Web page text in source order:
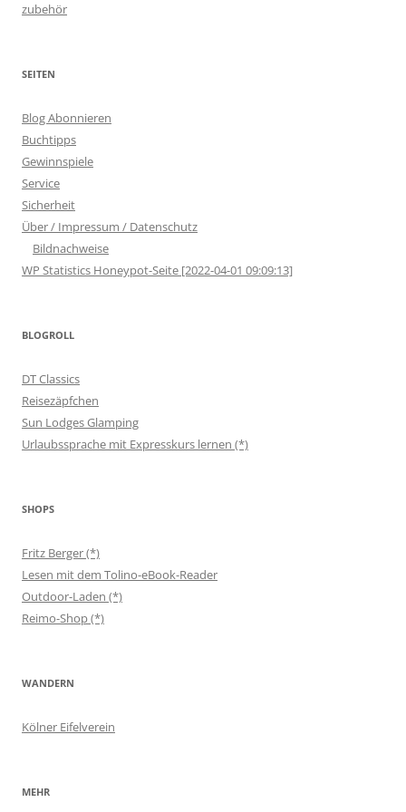
zubehör
SEITEN
Blog Abonnieren
Buchtipps
Gewinnspiele
Service
Sicherheit
Über / Impressum / Datenschutz
Bildnachweise
WP Statistics Honeypot-Seite [2022-04-01 09:09:13]
BLOGROLL
DT Classics
Reisezäpfchen
Sun Lodges Glamping
Urlaubssprache mit Expresskurs lernen (*)
SHOPS
Fritz Berger (*)
Lesen mit dem Tolino-eBook-Reader
Outdoor-Laden (*)
Reimo-Shop (*)
WANDERN
Kölner Eifelverein
MEHR